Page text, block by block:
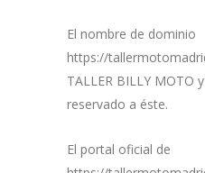
El nombre de dominio
https://
TALLER BILLY MOTO
reservado a éste.
El portal oficial de